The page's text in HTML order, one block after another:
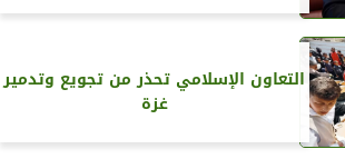
التعاون الإسلامي تحذر من تجويع وتدمير
غزة